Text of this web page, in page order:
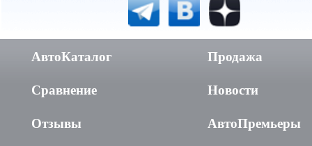
АвтоКаталог
Сравнение
Отзывы
Продажа
Новости
АвтоПремьеры